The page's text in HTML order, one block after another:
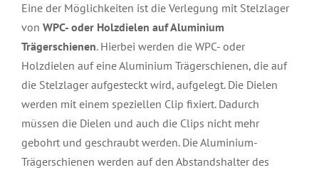
Eine der Möglichkeiten ist die Verlegung mit Stelzlager
von WPC- oder Holzdielen auf Aluminium
Trägerschienen. Hierbei werden die WPC- oder
Holzdielen auf eine Aluminium Trägerschienen, die auf
die Stelzlager aufgesteckt wird, aufgelegt. Die Dielen
werden mit einem speziellen Clip fixiert. Dadurch
müssen die Dielen und auch die Clips nicht mehr
gebohrt und geschraubt werden. Die Aluminium-
Trägerschienen werden auf den Abstandshalter des